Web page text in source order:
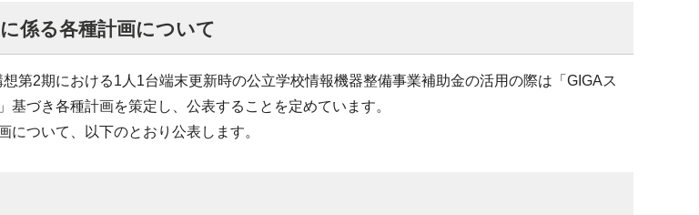
係る各種計画について
第2期における1人1台端末更新時の公立学校情報機器整備事業補助金の活用の際は「GIGAス
基づき各種計画を策定し、公表することを定めています。
ついて、以下のとおり公表します。